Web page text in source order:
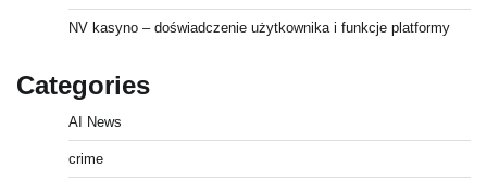
NV kasyno – doświadczenie użytkownika i funkcje platformy
Categories
AI News
crime